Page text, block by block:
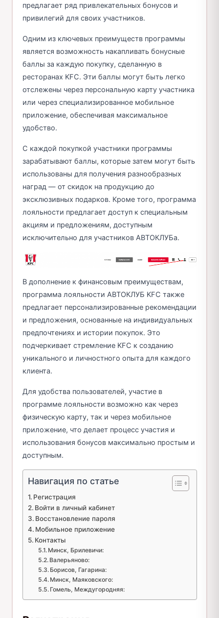
предлагает ряд привлекательных бонусов и
привилегий для своих участников.
Одним из ключевых преимуществ программы
является возможность накапливать бонусные
баллы за каждую покупку, сделанную в
ресторанах KFC. Эти баллы могут быть легко
отслежены через персональную карту участника
или через специализированное мобильное
приложение, обеспечивая максимальное
удобство.
С каждой покупкой участники программы
зарабатывают баллы, которые затем могут быть
использованы для получения разнообразных
наград — от скидок на продукцию до
эксклюзивных подарков. Кроме того, программа
лояльности предлагает доступ к специальным
акциям и предложениям, доступным
исключительно для участников АВТОКЛУБа.
В дополнение к финансовым преимуществам,
программа лояльности АВТОКЛУБ KFC также
предлагает персонализированные рекомендации
и предложения, основанные на индивидуальных
предпочтениях и истории покупок. Это
подчеркивает стремление KFC к созданию
уникального и личностного опыта для каждого
клиента.
Для удобства пользователей, участие в
программе лояльности возможно как через
физическую карту, так и через мобильное
приложение, что делает процесс участия и
использования бонусов максимально простым и
доступным.
Навигация по статье
Регистрация
Войти в личный кабинет
Восстановление пароля
Мобильное приложение
Контакты
Минск, Брилевичи:
Валерьяново:
Борисов, Гагарина:
Минск, Маяковского:
Гомель, Междугородняя: